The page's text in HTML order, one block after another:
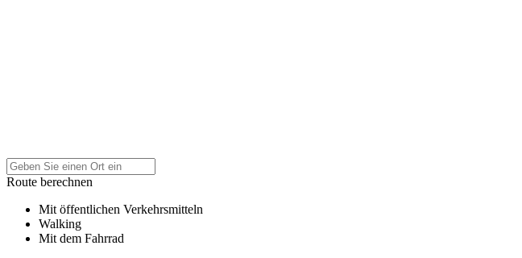
Route berechnen
Mit öffentlichen Verkehrsmitteln
Walking
Mit dem Fahrrad